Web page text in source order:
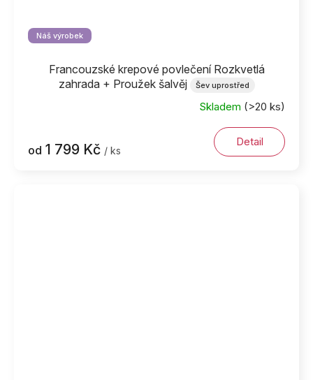
Náš výrobek
Francouzské krepové povlečení Rozkvetlá
zahrada + Proužek šalvěj
Šev uprostřed
Skladem (>20 ks)
od 1 799 Kč / ks
Detail